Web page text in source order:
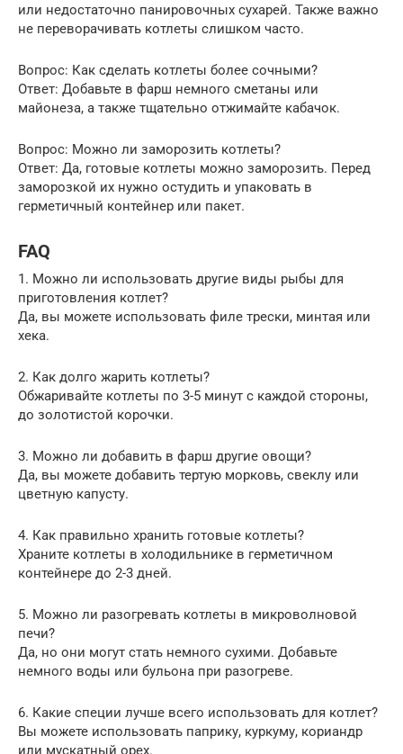
или недостаточно панировочных сухарей. Также важно
не переворачивать котлеты слишком часто.
Вопрос: Как сделать котлеты более сочными?
Ответ: Добавьте в фарш немного сметаны или
майонеза, а также тщательно отжимайте кабачок.
Вопрос: Можно ли заморозить котлеты?
Ответ: Да, готовые котлеты можно заморозить. Перед
заморозкой их нужно остудить и упаковать в
герметичный контейнер или пакет.
FAQ
1. Можно ли использовать другие виды рыбы для
приготовления котлет?
Да, вы можете использовать филе трески, минтая или
хека.
2. Как долго жарить котлеты?
Обжаривайте котлеты по 3-5 минут с каждой стороны,
до золотистой корочки.
3. Можно ли добавить в фарш другие овощи?
Да, вы можете добавить тертую морковь, свеклу или
цветную капусту.
4. Как правильно хранить готовые котлеты?
Храните котлеты в холодильнике в герметичном
контейнере до 2-3 дней.
5. Можно ли разогревать котлеты в микроволновой
печи?
Да, но они могут стать немного сухими. Добавьте
немного воды или бульона при разогреве.
6. Какие специи лучше всего использовать для котлет?
Вы можете использовать паприку, куркуму, кориандр
или мускатный орех.